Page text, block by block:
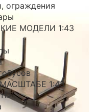
ограждения
МОДЕЛИ 1:43
1:43